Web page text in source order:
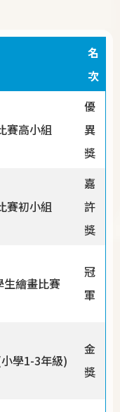
名
次
賽高小組
優
異
獎
賽初小組
嘉
許
獎
生繪畫比賽
冠
軍
學1-3年級)
金
獎